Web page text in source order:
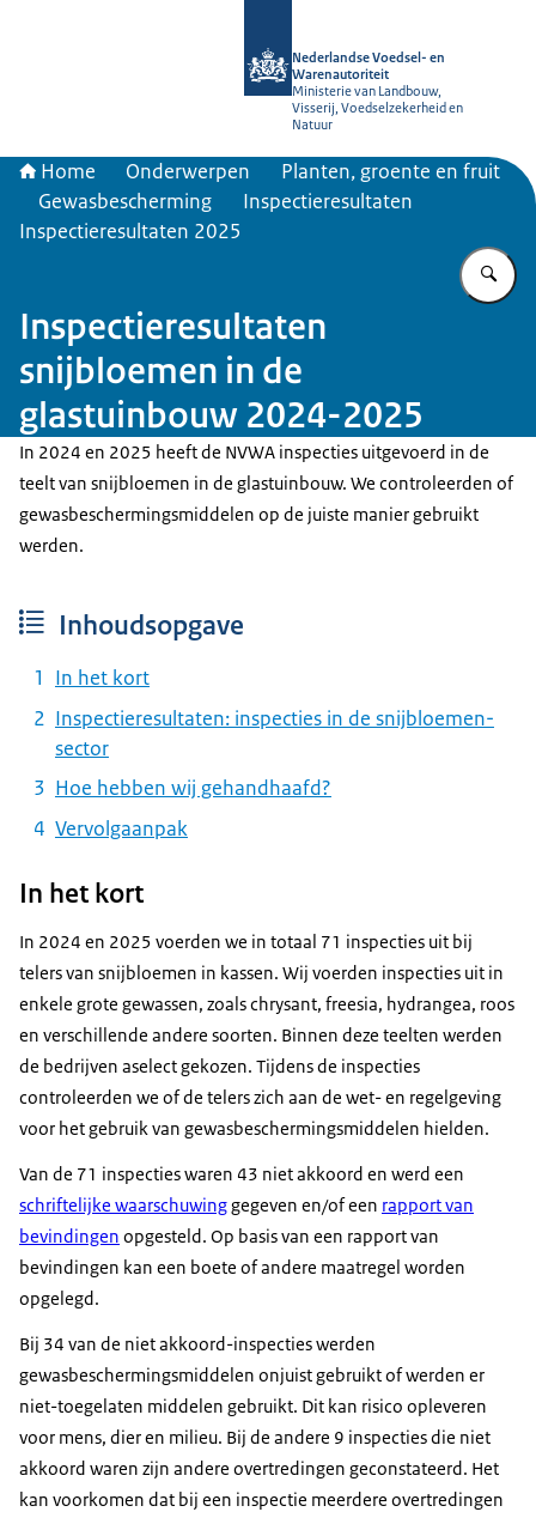
Nederlandse Voedsel- en
Warenautoriteit
Ministerie van Landbouw,
Visserij, Voedselzekerheid en
Natuur
Home Onderwerpen
Planten, groente en fruit
Gewasbescherming
Inspectieresultaten
Inspectieresultaten 2025
Inspectieresultaten
snijbloemen in de
glastuinbouw 2024-2025
In 2024 en 2025 heeft de NVWA inspecties uitgevoerd in de
teelt van snijbloemen in de glastuinbouw. We controleerden of
gewasbeschermingsmiddelen op de juiste manier gebruikt
werden.
Inhoudsopgave
In het kort
Inspectieresultaten: inspecties in de snijbloemen-
sector
Hoe hebben wij gehandhaafd?
Vervolgaanpak
In het kort
In 2024 en 2025 voerden we in totaal 71 inspecties uit bij
telers van snijbloemen in kassen. Wij voerden inspecties uit in
enkele grote gewassen, zoals chrysant, freesia, hydrangea, roos
en verschillende andere soorten. Binnen deze teelten werden
de bedrijven aselect gekozen. Tijdens de inspecties
controleerden we of de telers zich aan de wet- en regelgeving
voor het gebruik van gewasbeschermingsmiddelen hielden.
Van de 71 inspecties waren 43 niet akkoord en werd een
schriftelijke waarschuwinggegeven en/of een rapport van
bevindingen opgesteld. Op basis van een rapport van
bevindingen kan een boete of andere maatregel worden
opgelegd.
Bij 34 van de niet akkoord-inspecties werden
gewasbeschermingsmiddelen onjuist gebruikt of werden er
niet-toegelaten middelen gebruikt. Dit kan risico opleveren
voor mens, dier en milieu. Bij de andere 9 inspecties die niet
akkoord waren zijn andere overtredingen geconstateerd. Het
kan voorkomen dat bij een inspectie meerdere overtredingen